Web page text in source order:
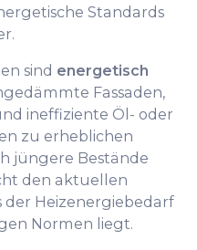
Standards
sind energetisch
Fassaden,
ineffiziente Öl- oder
zu erheblichen
jüngere Bestände
den aktuellen
der Heizenergiebedarf
Normen liegt.